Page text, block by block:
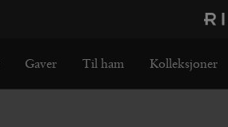
Gaver Til ham Kolleksjoner